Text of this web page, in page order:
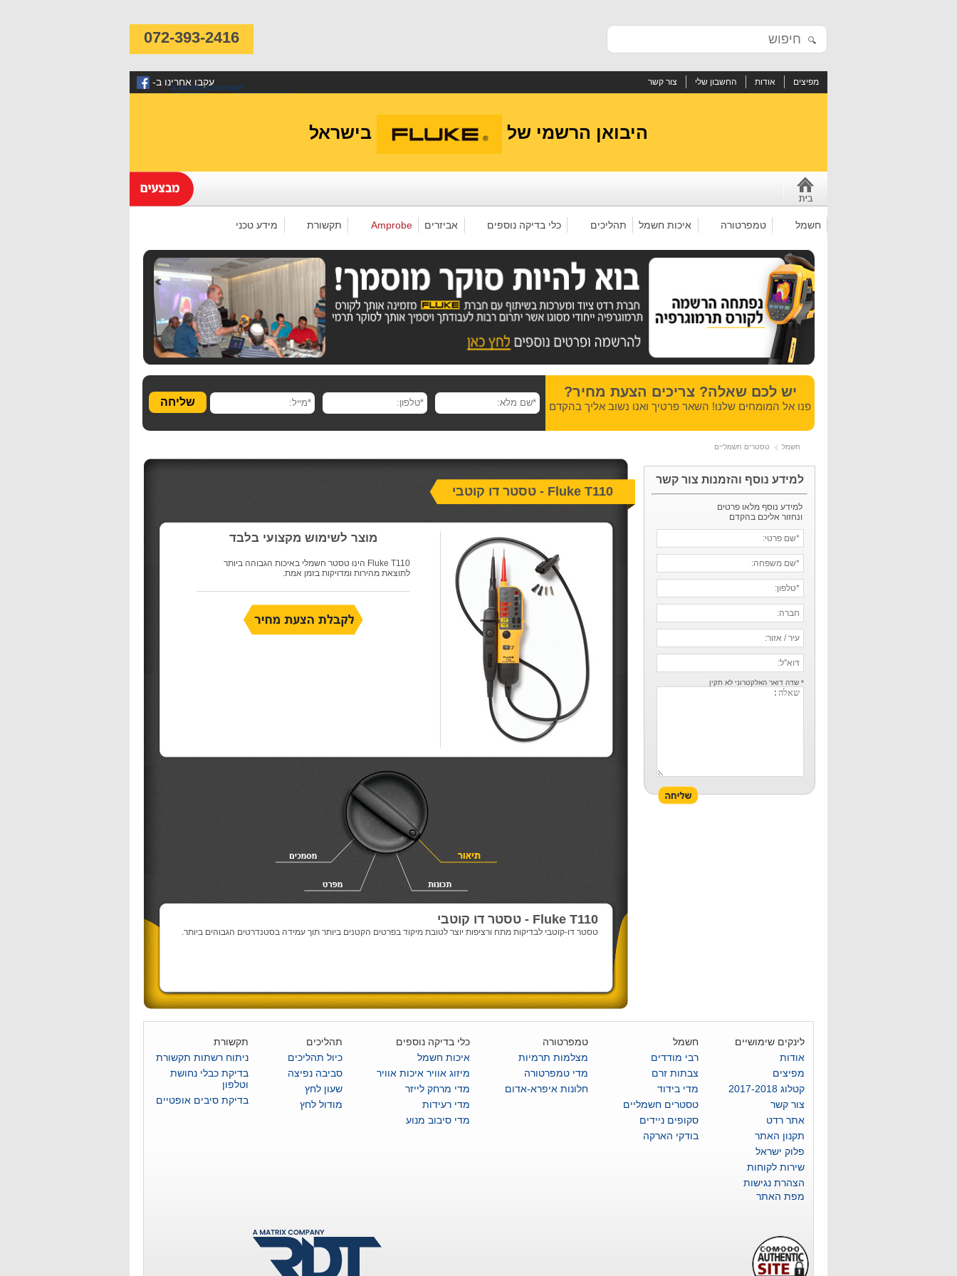
072-393-2416 🔍
-עקבו אחרינו ב צור קשר החשבון שלי אודות מפיצים
היבואן הרשמי של בישראל
חשמל טמפרטורה איכות חשמל תהליכים כלי בדיקה נוספים אביזרים Amprobe תקשורת מידע טכני
יש לכם שאלה? צריכים הצעת מחיר?
פנו אל המומחים שלנו! השאר פרטיך ואנו נשוב אליך בהקדם שליחה
חשמל טסטרים חשמליים
למידע נוסף והזמנות צור קשר
למידע נוסף מלאו פרטים
ונחזור אליכם בהקדם
* שדה דואר האלקטרוני לא תקין
Fluke T110 - טסטר דו קוטבי
מוצר לשימוש מקצועי בלבד
Fluke T110 הינו טסטר חשמלי באיכות הגבוהה ביותר
לתוצאת מהירות ומדויקות בזמן אמת.
Fluke T110 - טסטר דו קוטבי
טסטר דו-קוטבי לבדיקות מתח ורציפות יוצר לטובת מיקוד בפרטים הקטנים ביותר תוך עמידה בסטנדרטים הגבוהים ביותר.
לינקים שימושיים
אודות
מפיצים
קטלוג 2017-2018
צור קשר
אתר רדט
תקנון האתר
פלוק ישראל
שירות לקוחות
הצהרת נגישות
מפת האתר
חשמל
רבי מודדים
צבתות זרם
מדי בידוד
טסטרים חשמליים
סקופים ניידים
בודקי הארקה
טמפרטורה
מצלמות תרמיות
מדי טמפרטורה
חלונות איפרא-אדום
כלי בדיקה נוספים
איכות חשמל
מיזוג אוויר איכות אוויר
מדי מרחק לייזר
מדי רעידות
מדי סיבוב מנוע
תהליכים
כיול תהליכים
סביבה נפיצה
שעון לחץ
מודול לחץ
תקשורת
ניתוח רשתות תקשורת
בדיקת כבלי נחושת
וטלפון
בדיקת סיבים אופטיים